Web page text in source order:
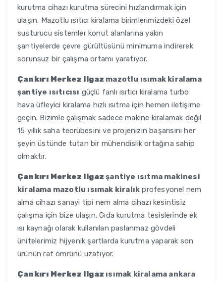
kurutma cihazı kurutma sürecini hızlandırmak için
ulaşın. Mazotlu ısıtıcı kiralama birimlerimizdeki özel
susturucu sistemler konut alanlarına yakın
şantiyelerde çevre gürültüsünü minimuma indirerek
sorunsuz bir çalışma ortamı yaratıyor.
Çankırı Merkez Ilgaz mazotlu ısımak kiralama
şantiye ısıtıcısı güçlü fanlı ısıtıcı kiralama turbo
hava üfleyici kiralama hızlı ısıtma için hemen iletişime
geçin. Bizimle çalışmak sadece makine kiralamak değil
15 yıllık saha tecrübesini ve projenizin başarısını her
şeyin üstünde tutan bir mühendislik ortağına sahip
olmaktır.
Çankırı Merkez Ilgaz şantiye ısıtma makinesi
kiralama mazotlu ısımak kiralık profesyonel nem
alma cihazı sanayi tipi nem alma cihazı kesintisiz
çalışma için bize ulaşın. Gıda kurutma tesislerinde ek
ısı kaynağı olarak kullanılan paslanmaz gövdeli
ünitelerimiz hijyenik şartlarda kurutma yaparak son
ürünün raf ömrünü uzatıyor.
Çankırı Merkez Ilgaz ısımak kiralama ankara